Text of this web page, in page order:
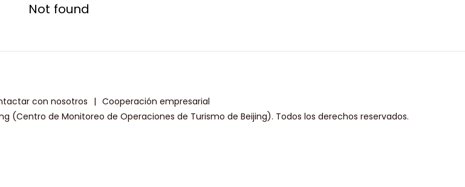
Not found
con nosotros | Cooperación empresarial
(Centro de Monitoreo de Operaciones de Turismo de Beijing). Todos los derechos reservados.